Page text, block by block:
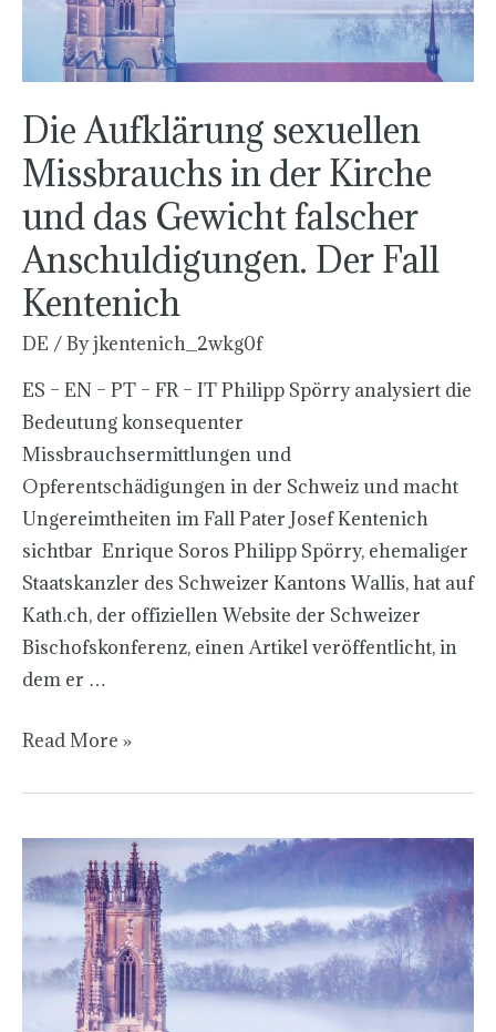
Die Aufklärung sexuellen
Missbrauchs in der Kirche
und das Gewicht falscher
Anschuldigungen. Der Fall
Kentenich
DE / Byjkentenich_2wkg0f
ES – EN – PT – FR – IT Philipp Spörry analysiert die
Bedeutung konsequenter
Missbrauchsermittlungen und
Opferentschädigungen in der Schweiz und macht
Ungereimtheiten im Fall Pater Josef Kentenich
sichtbar Enrique Soros Philipp Spörry, ehemaliger
Staatskanzler des Schweizer Kantons Wallis, hat auf
Kath.ch, der offiziellen Website der Schweizer
Bischofskonferenz, einen Artikel veröffentlicht, in
dem er …
Gewicht
falscher
Anschuldigungen. Der
Fall
Kentenich
Read More »
The
investigation
sexual
abuse